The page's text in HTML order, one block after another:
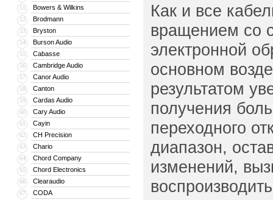
51 Bowers & Wilkins
52 Brodmann
53 Bryston
54 Burson Audio
55 Cabasse
56 Cambridge Audio
57 Canor Audio
58 Canton
59 Cardas Audio
60 Cary Audio
61 Cayin
62 CH Precision
63 Chario
64 Chord Company
65 Chord Electronics
66 Clearaudio
67 CODA
Как и все
вращением со
электронной
основном
результатом
получения
переходного
диапазон,
изменений,